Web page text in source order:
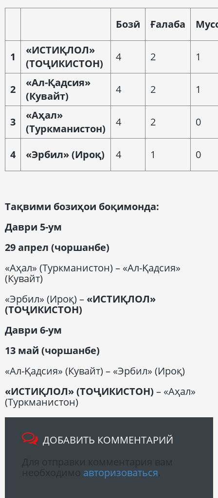
Бозӣ Ғалаба М
1
«ИСТИҚЛОЛ»
(ТОҶИКИСТОН)
4 2 1
2
«Ал-Қадсия»
(Кувайт)
4 2 1
3
«Аҳал»
(Туркманистон)
4 2 0
4 «Эрбил» (Ироқ) 4 1 0
Тақвими бозиҳои боқимонда:
Даври 5-ум
29 апрел (чоршанбе)
«Аҳал» (Туркманистон) – «Ал-Қадсия»
(Кувайт)
«Эрбил» (Ироқ) – «ИСТИҚЛОЛ»
(ТОҶИКИСТОН)
Даври 6-ум
13 май (чоршанбе)
«Ал-Қадсия» (Кувайт) – «Эрбил» (Ироқ)
«ИСТИҚЛОЛ» (ТОҶИКИСТОН) – «Аҳал»
(Туркманистон)
ДОБАВИТЬ КОММЕНТАРИЙ
авторизоваться